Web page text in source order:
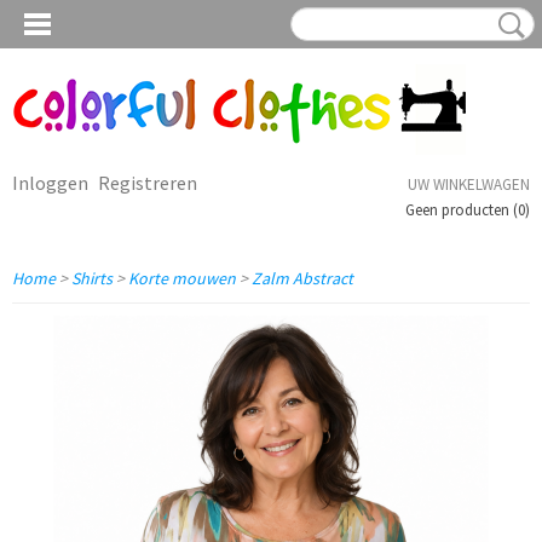
Inloggen Registreren
UW WINKELWAGEN
Geen producten (0)
Home>Shirts>Korte mouwen >Zalm Abstract